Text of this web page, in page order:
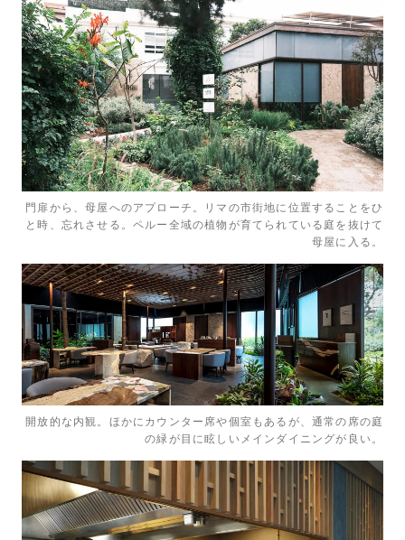
門扉から、母屋へのアプローチ。リマの市街地に位置することをひ
と時、忘れさせる。ペルー全域の植物が育てられている庭を抜けて
母屋に入る。
開放的な内観。ほかにカウンター席や個室もあるが、通常の席の庭
の緑が目に眩しいメインダイニングが良い。